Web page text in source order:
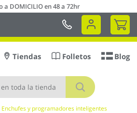
a DOMICILIO en 48 a 72hr
Mi
Buscar
Tiendas Folletos Blog
Enchufes y programadores inteligentes